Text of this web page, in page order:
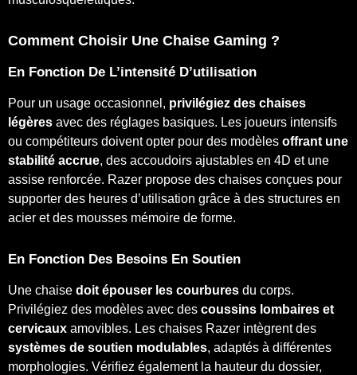
Comment Choisir Une Chaise Gaming ?
En Fonction De L’intensité D’utilisation
Pour un usage occasionnel, privilégiez des chaises
légères avec des réglages basiques. Les joueurs intensifs
ou compétiteurs doivent opter pour des modèles offrant une
stabilité accrue, des accoudoirs ajustables en 4D et une
assise renforcée. Razer propose des chaises conçues pour
supporter des heures d’utilisation grâce à des structures en
acier et des mousses mémoire de forme.
En Fonction Des Besoins En Soutien
Une chaise doit épouser les courbures du corps.
Privilégiez des modèles avec des coussins lombaires et
cervicaux amovibles. Les chaises Razer intègrent des
systèmes de soutien modulables, adaptés à différentes
morphologies. Vérifiez également la hauteur du dossier,